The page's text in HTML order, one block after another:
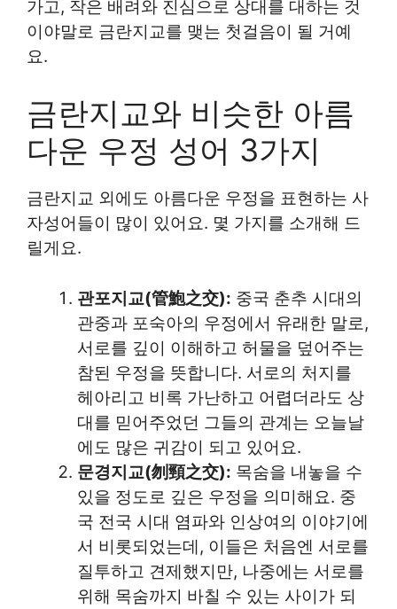
가고, 작은 배려와 진심으로 상대를 대하는 것
이야말로 금란지교를 맺는 첫걸음이 될 거예
요.
금란지교와 비슷한 아름
다운 우정 성어 3가지
금란지교 외에도 아름다운 우정을 표현하는 사
자성어들이 많이 있어요. 몇 가지를 소개해 드
릴게요.
관포지교(管鮑之交): 중국 춘추 시대의
관중과 포숙아의 우정에서 유래한 말로,
서로를 깊이 이해하고 허물을 덮어주는
참된 우정을 뜻합니다. 서로의 처지를
헤아리고 비록 가난하고 어렵더라도 상
대를 믿어주었던 그들의 관계는 오늘날
에도 많은 귀감이 되고 있어요.
문경지교(刎頸之交): 목숨을 내놓을 수
있을 정도로 깊은 우정을 의미해요. 중
국 전국 시대 염파와 인상여의 이야기에
서 비롯되었는데, 이들은 처음엔 서로를
질투하고 견제했지만, 나중에는 서로를
위해 목숨까지 바칠 수 있는 사이가 되